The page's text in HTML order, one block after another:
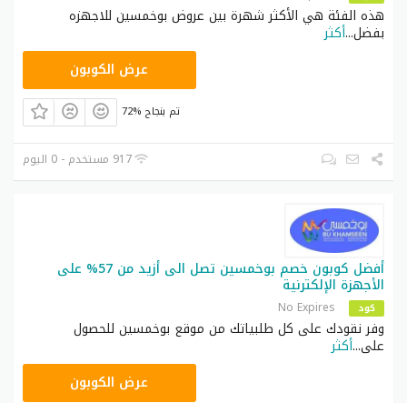
أفضل تخفيضات بوخمسين
إذا كنت تبحث عن خيارات لاستبدال الأثاث القديم وأدوات
المطبخ والديكور المنزلي، فقد جئت إلى المنصة الصحيحة.
هذه الفئة هي الأكثر شهرة بين عروض بوخمسين للاجهزه
بفضل...أكثر
عرض الكوبون
72% تم بنجاح
917 مستخدم - 0 اليوم
أفضل كوبون خصم بوخمسين تصل الى أزيد من 57% على
الأجهزة الإلكترنية
كود No Expires
وفر نقودك على كل طلبياتك من موقع بوخمسين للحصول
على...أكثر
عرض الكوبون